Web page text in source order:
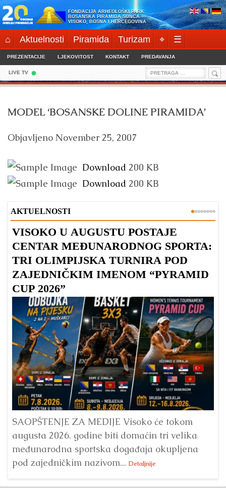
Skip
to
content
FONDACIJA ARHEOLOŠKI PARK:
BOSANSKA PIRAMIDA SUNCA
VISOKO, BOSNA I HERCEGOVINA
⌂ Aktuelnosti Piramida Turizam ⌖ ☰
PREZENTACIJE LJEKOVITOST KONTAKT PREDAVANJA
LIVE TV
Search
for:
MODEL ‘BOSANSKE DOLINE PIRAMIDA’
Objavljeno November 25, 2007
Download 200 KB
Download 200 KB
AKTUELNOSTI
VISOKO U AUGUSTU POSTAJE
CENTAR MEĐUNARODNOG SPORTA:
TRI OLIMPIJSKA TURNIRA POD
ZAJEDNIČKIM IMENOM “PYRAMID
CUP 2026”
SAOPŠTENJE ZA MEDIJE Visoko će tokom
augusta 2026. godine biti domaćin tri velika
međunarodna sportska događaja okupljena
pod zajedničkim nazivom... Detaljnije